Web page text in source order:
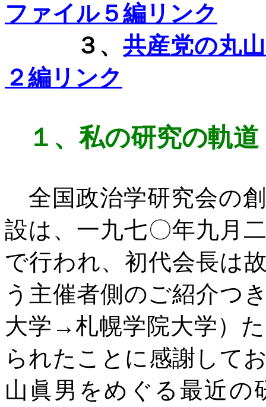
ファイル５編リンク
３、共産党の丸
２編リンク
１、私の研究の軌道
全国政治学研究会の
設は、一九七〇年九月
で行われ、初代会長は
う主催者側のご紹介つ
大学→札幌学院大学）
られたことに感謝して
山眞男をめぐる最近の